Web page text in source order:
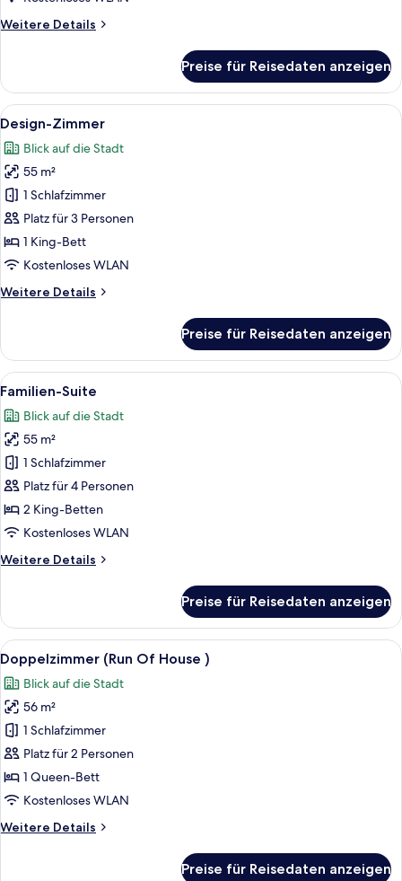
Weitere Details
Weitere
Dreibettzimmer
Preise für Reisedaten anzeigen
Alle
Fotos
für
Design-
Zimmer
anzeigen
Ein modernes Wohnzimmer mit
12
Design-Zimmer
Blick auf die Stadt
55 m²
1 Schlafzimmer
Platz für 3 Personen
1 King-Bett
Kostenloses WLAN
Weitere Details
Weitere
Zimmer
Preise für Reisedaten anzeigen
Alle
Fotos
für
Familien-
Suite
anzeigen
Ein Hotelzimmer mit zwei Betten,
8
Familien-Suite
Blick auf die Stadt
55 m²
1 Schlafzimmer
Platz für 4 Personen
2 King-Betten
Kostenloses WLAN
Weitere Details
Weitere
Suite
Preise für Reisedaten anzeigen
Alle
Fotos
für
Doppelzimmer
(Run
Of
House
)
Ein modernes Hotelzimmer mit
13
Doppelzimmer (Run Of House )
Blick auf die Stadt
56 m²
1 Schlafzimmer
Platz für 2 Personen
1 Queen-Bett
Kostenloses WLAN
Weitere Details
Weitere
Preise für Reisedaten anzeigen